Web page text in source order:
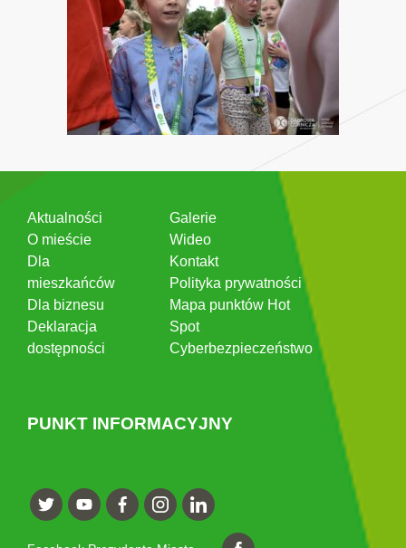
Aktualności
O mieście
Dla
mieszkańców
Dla biznesu
Deklaracja
dostępności
Galerie
Wideo
Kontakt
Polityka prywatności
Mapa punktów Hot
Spot
Cyberbezpieczeństwo
PUNKT INFORMACYJNY